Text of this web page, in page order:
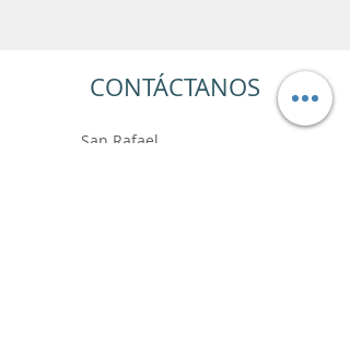
CONTÁCTANOS
San Rafael